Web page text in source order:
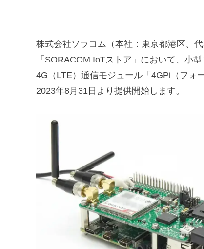
株式会社ソラコム（本社：東京都港区、
「SORACOM IoTストア」において、小
4G（LTE）通信モジュール「4GPi（フォ
2023年8月31日より提供開始します。